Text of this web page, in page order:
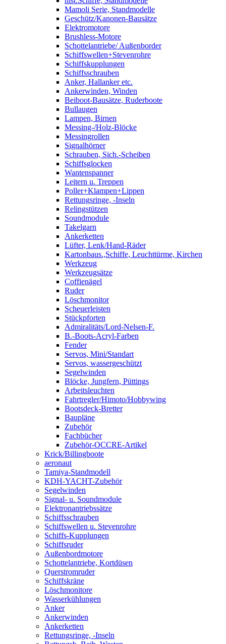
Mamoli Serie, Standmodelle
Geschütz/Kanonen-Bausätze
Elektromotore
Brushless-Motore
Schottelantriebe/ Außenborder
Schiffswellen+Stevenrohre
Schiffskupplungen
Schiffsschrauben
Anker, Hallanker etc.
Ankerwinden, Winden
Beiboot-Bausätze, Ruderboote
Bullaugen
Lampen, Birnen
Messing-/Holz-Blöcke
Messingrollen
Signalhörner
Schrauben, Sich.-Scheiben
Schiffsglocken
Wantenspanner
Leitern u. Treppen
Poller+Klampen+Lippen
Rettungsringe, -Inseln
Relingstützen
Soundmodule
Takelgarn
Ankerketten
Lüfter, Lenk/Hand-Räder
Kartonbaus.,Schiffe, Leuchttürme, Kirchen
Werkzeug
Werkzeugsätze
Coffienägel
Ruder
Löschmonitor
Scheuerleisten
Stückpforten
Admiralitäts/Lord-Nelsen-F.
B.-Boots-Acryl-Farben
Fender
Servos, Mini/Standart
Servos, wassergeschützt
Segelwinden
Blöcke, Jungfern, Püttings
Arbeitsleuchten
Fahrtregler/Himoto/Hobbywing
Bootsdeck-Bretter
Baupläne
Zubehör
Fachbücher
Zubehör-OCCRE-Artikel
Krick/Billingboote
aeronaut
Tamiya-Standmodell
KDH-YACHT-Zubehör
Segelwinden
Signal- u. Soundmodule
Elektronantriebssätze
Schiffsschrauben
Schiffswellen u. Stevenrohre
Schiffs-Kupplungen
Schiffsruder
Außenbordmotore
Schottelantriebe, Kortdüsen
Querstromruder
Schiffskräne
Löschmonitore
Wasserkühlungen
Anker
Ankerwinden
Ankerketten
Rettungsringe, -Inseln